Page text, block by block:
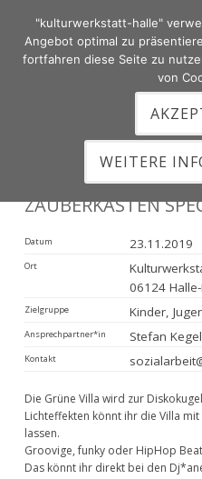
Zum
Inhalt
ZAUBERKASTEN
Datum 23.11.2019
Ort
06124
Zielgruppe Kinder,
Ansprechpartner*in Stefan Kegel
Kontakt
Die Grüne Villa wird zur
Lichteffekten könnt ihr die Villa
lassen.
Groovige, funky oder HipHop
Das könnt ihr direkt bei den
"kulturwerkstatt-halle"
Angebot optimal zu
fortfahren diese Seite zu
von
WEITERE